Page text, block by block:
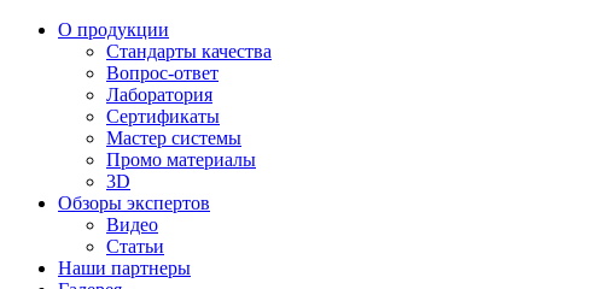
О продукции
Стандарты качества
Вопрос-ответ
Лаборатория
Сертификаты
Мастер системы
Промо материалы
3D
Обзоры экспертов
Видео
Статьи
Наши партнеры